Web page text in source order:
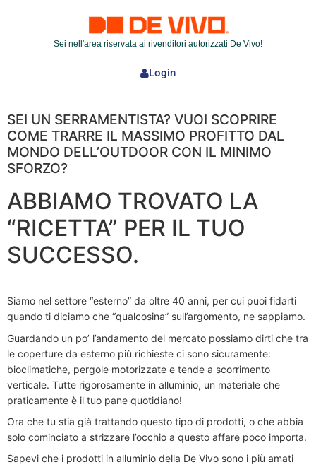
Sei nell'area riservata ai rivenditori autorizzati De Vivo!
Login
SEI UN SERRAMENTISTA? VUOI SCOPRIRE
COME TRARRE IL MASSIMO PROFITTO DAL
MONDO DELL’OUTDOOR CON IL MINIMO
SFORZO?
ABBIAMO TROVATO LA
“RICETTA” PER IL TUO
SUCCESSO.
Siamo nel settore “esterno” da oltre 40 anni, per cui puoi fidarti
quando ti diciamo che “qualcosina” sull’argomento, ne sappiamo.
Guardando un po’ l’andamento del mercato possiamo dirti che tra
le coperture da esterno più richieste ci sono sicuramente:
bioclimatiche, pergole motorizzate e tende a scorrimento
verticale. Tutte rigorosamente in alluminio, un materiale che
praticamente è il tuo pane quotidiano!
Ora che tu stia già trattando questo tipo di prodotti, o che abbia
solo cominciato a strizzare l’occhio a questo affare poco importa.
Sapevi che i prodotti in alluminio della De Vivo sono i più amati